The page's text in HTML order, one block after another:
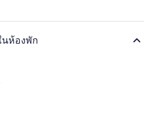
นห้องพัก